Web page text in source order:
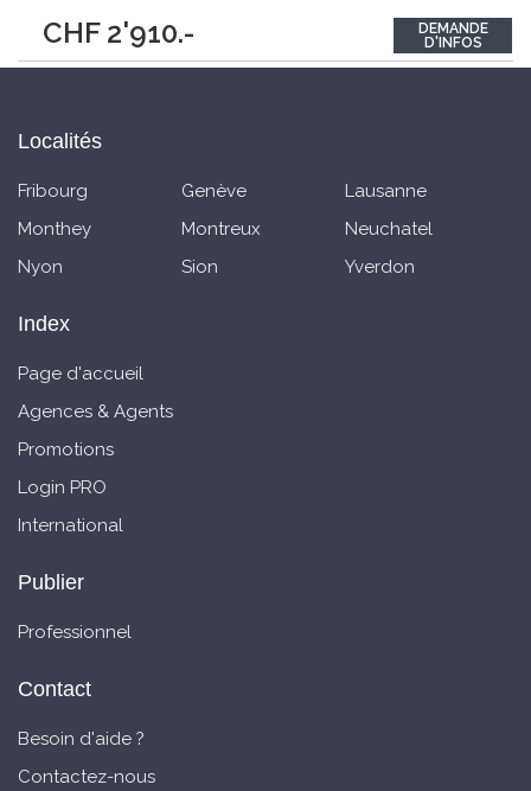
CHF 2'910.-
Sonnige, voll erschlossene Lage mit hervorragender
Infrastruktur.Interesiert? JETZT anrufen: +41 79 813 46 61
DEMANDE
D'INFOS
Localités
Fribourg Genève
Lausanne
Monthey
Montreux
Neuchatel
Nyon
Sion Yverdon
Index
Page d'accueil
Agences & Agents
Promotions
Login PRO
International
Publier
Professionnel
Contact
Besoin d'aide ?
Contactez-nous